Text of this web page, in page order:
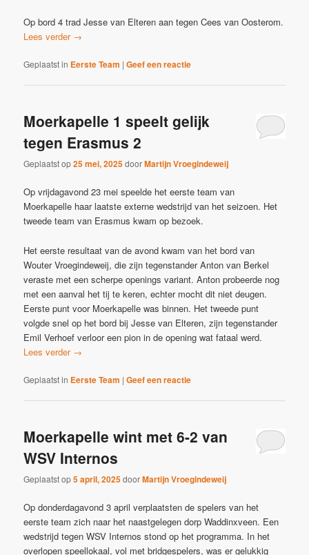
Op bord 4 trad Jesse van Elteren aan tegen Cees van Oosterom.
Lees verder →
Geplaatst in Eerste Team |Geef een reactie
Moerkapelle 1 speelt gelijk
tegen Erasmus 2
Geplaatst op25 mei, 2025doorMartijn Vroegindeweij
Op vrijdagavond 23 mei speelde het eerste team van
Moerkapelle haar laatste externe wedstrijd van het seizoen. Het
tweede team van Erasmus kwam op bezoek.
Het eerste resultaat van de avond kwam van het bord van
Wouter Vroegindeweij, die zijn tegenstander Anton van Berkel
veraste met een scherpe openings variant. Anton probeerde nog
met een aanval het tij te keren, echter mocht dit niet deugen.
Eerste punt voor Moerkapelle was binnen. Het tweede punt
volgde snel op het bord bij Jesse van Elteren, zijn tegenstander
Emil Verhoef verloor een pion in de opening wat fataal werd.
Lees verder →
Geplaatst in Eerste Team |Geef een reactie
Moerkapelle wint met 6-2 van
WSV Internos
Geplaatst op5 april, 2025doorMartijn Vroegindeweij
Op donderdagavond 3 april verplaatsten de spelers van het
eerste team zich naar het naastgelegen dorp Waddinxveen. Een
wedstrijd tegen WSV Internos stond op het programma. In het
overlopen speellokaal, vol met bridgespelers, was er gelukkig